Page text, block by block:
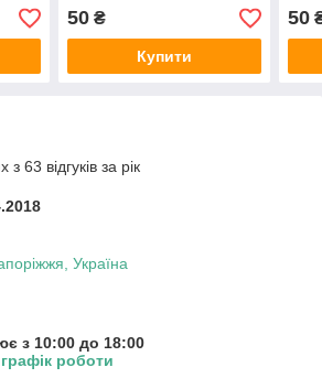
50₴
Купити
50
63 відгуків за рік
Україна
з 10:00 до 18:00
роботи